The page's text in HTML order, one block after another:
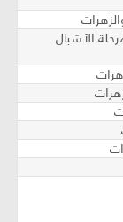
مرحلة الأشبال